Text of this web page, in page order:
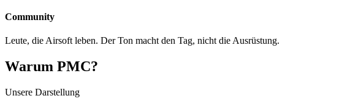
Community
Leute, die Airsoft leben. Der Ton macht den Tag, nicht die Ausrüstung.
Warum PMC?
Unsere Darstellung